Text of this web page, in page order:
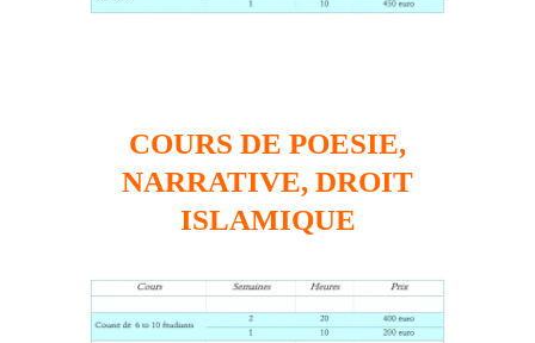
COURS DE POESIE,
NARRATIVE, DROIT
ISLAMIQUE